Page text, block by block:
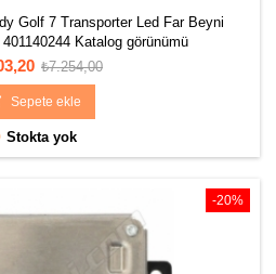
Golf 7 Transporter Led Far Beyni
Katalog görünümü
Normal
fiyat
₺7.254,00
Sepete ekle
Stokta yok
-20%